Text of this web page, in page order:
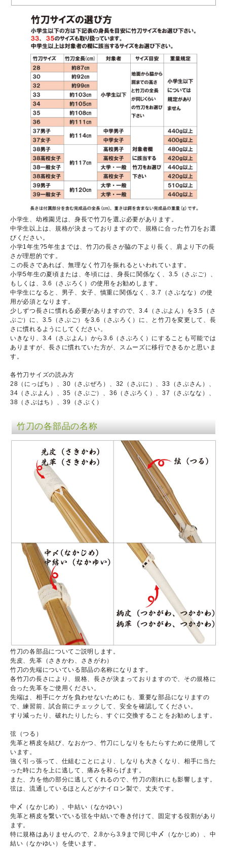
小学生、幼稚園児は、身長で竹刀を選ぶ必要があります。
中学生以上は、規格が決まっておりますので、規格に合った竹刀をお選
びください。
小学1年生?5年生までは、竹刀の長さが脇の下より長く、肩より下の長
さが理想的です。
この長さであれば、無理なく竹刀を振れるといわれています。
小学5年生の夏頃または、冬頃には、身長に関係なく、3.5（さぶご）、
もしくは、3.6（さぶろく）の使用をお勧めします。
中学生になると、男子、女子、慎重に関係なく、3.7（さぶなな）の使
用が必須となります。
少しずつ長さに慣れる必要がありますので、3.4（さぶよん）を3.5（さ
ぶご）に、3.5（さぶご）を3.6（さぶろく）に、と竹刀を変更して、長
さに慣れるようにしてください。
いきなり、3.4（さぶよん）から3.6（さぶろく）にすることも可能では
ありますが、長さに慣れていた方が、スムーズに移行できるかと思いま
す。
各竹刀サイズの読み方
28（にっぱち）、30（さぶぜろ）、32（さぶに）、33（さぶさん）、
34（さぶよん）、35（さぶご）、36（さぶろく）、37（さぶなな）、
38（さぶはち）、39（さぶく）
竹刀の各部品の名称
竹刀の各部品についてご説明します。
先皮、先革（さきかわ、さきがわ）
竹刀の先端についている部品の名称になります。
各竹刀の長さにより、規格、長さが決まっておりますので、その規格に
合った先革をご使用ください。
先端は、相手にケガを負わせないためにも、重要な部品になりますの
で、練習前、試合前にチェックして、安全を確認してください。
すり減ったり、破れたりしたら、すぐに交換することをお勧めします。
弦（つる）
先革と柄皮を結び、なおかつ、竹刀にしなりをもたらすために使用して
います。
強く引っ張って、仕組むことにより、しなりも大きくなり、相手に当た
った時に力を上に逃して、痛みを和らげます。
また、力を他の部分に逃してくれるので、竹刀の割れにも影響します。
弦は、流通しているほとんどがナイロン製で、丈夫です。
中〆（なかじめ）、中結い（なかゆい）
先革と柄皮を繋いでいる弦を中結いで巻き付けて、固定する役割があり
ます。
特に規格はありませんので、2.8から3.9まで同じ中〆（なかじめ）、中
結い（なかゆい）を使います。